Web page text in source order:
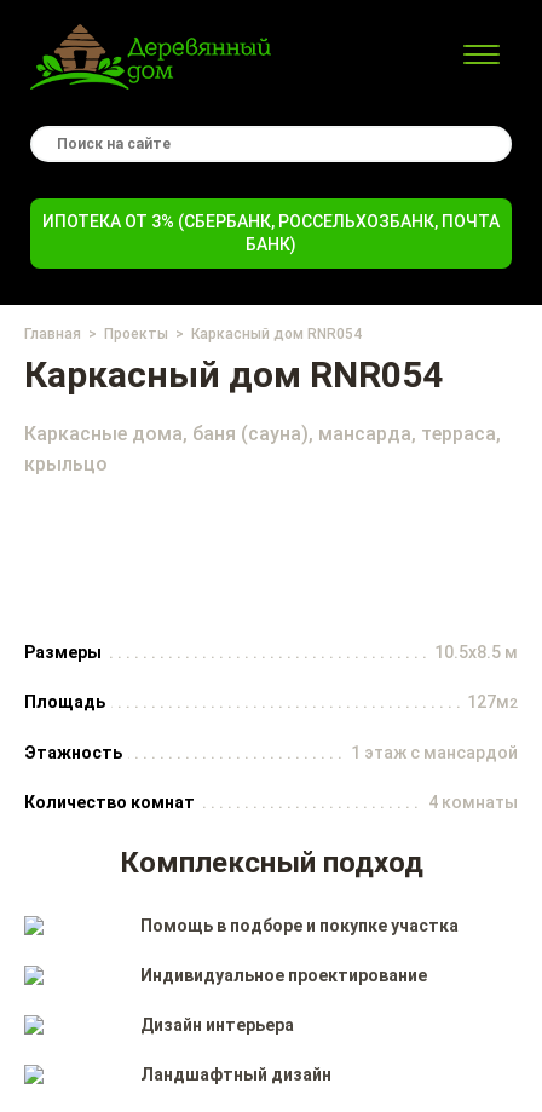
ИПОТЕКА ОТ 3% (СБЕРБАНК, РОССЕЛЬХОЗБАНК, ПОЧТА
БАНК)
Главная Проекты Каркасный дом RNR054
Каркасный дом RNR054
Каркасные дома, баня (сауна), мансарда, терраса,
крыльцо
Размеры 10.5x8.5 м
Площадь 127м2
Этажность 1 этаж с мансардой
Количество комнат 4 комнаты
Комплексный подход
Помощь в подборе и покупке участка
Индивидуальное проектирование
Дизайн интерьера
Ландшафтный дизайн